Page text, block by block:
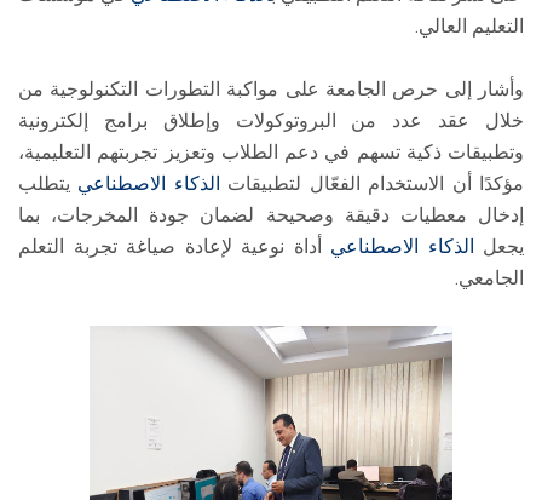
التعليم العالي.
وأشار إلى حرص الجامعة على مواكبة التطورات التكنولوجية من
خلال عقد عدد من البروتوكولات وإطلاق برامج إلكترونية
وتطبيقات ذكية تسهم في دعم الطلاب وتعزيز تجربتهم التعليمية،
مؤكدًا أن الاستخدام الفعّال لتطبيقات
الذكاء الاصطناعي يتطلب
إدخال معطيات دقيقة وصحيحة لضمان جودة المخرجات، بما
يجعل
الذكاء الاصطناعي أداة نوعية لإعادة صياغة تجربة التعلم
الجامعي.